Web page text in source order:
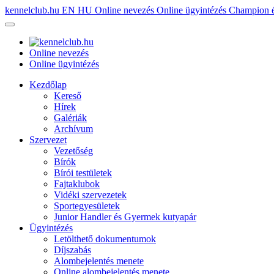
kennelclub.hu EN HU Online nevezés Online ügyintézés Champion
Online nevezés
Online ügyintézés
Kezdőlap
Kereső
Hírek
Galériák
Archívum
Szervezet
Vezetőség
Bírók
Bírói testületek
Fajtaklubok
Vidéki szervezetek
Sportegyesületek
Junior Handler és Gyermek kutyapár
Ügyintézés
Letölthető dokumentumok
Díjszabás
Alombejelentés menete
Online alombejelentés menete